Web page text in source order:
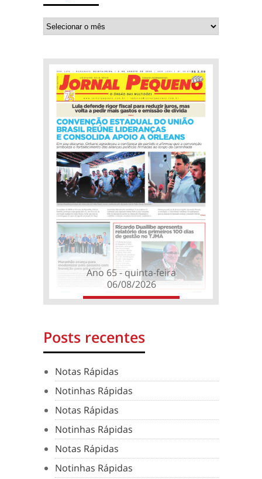
Ano 65 - quinta-feira
06/08/2026
Posts recentes
Notas Rápidas
Notinhas Rápidas
Notas Rápidas
Notinhas Rápidas
Notas Rápidas
Notinhas Rápidas